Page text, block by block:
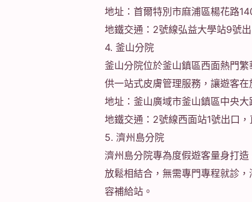
地址：首爾特別市麻浦區楊花路
地鐵交通：2號線弘益大學站9號
4. 釜山分院
釜山分院位於釜山鎮區西面熱門
供一站式皮膚管理服務，讓遊客
地址：釜山廣域市釜山鎮區中央
地鐵交通：2號線西面站1號出口
5. 濟州島分院
濟州島分院專為度假遊客量身打
放鬆相結合，無需專門專程就診
容補給站。